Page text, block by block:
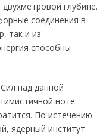
глубине.
соединения в
так и из
способны
над данной
ноте:
По истечению
ядерный институт